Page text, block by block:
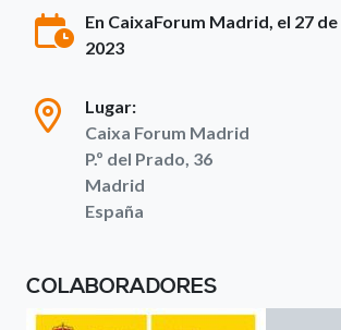
En CaixaForum Madrid, el 27
2023
Lugar:
Caixa Forum Madrid
P.º del Prado, 36
Madrid
España
COLABORADORES